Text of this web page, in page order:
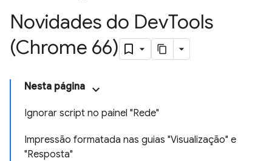
Novidades do DevTools
(Chrome 66)
Nesta página
Ignorar script no painel "Rede"
Impressão formatada nas guias "Visualização" e
"Resposta"